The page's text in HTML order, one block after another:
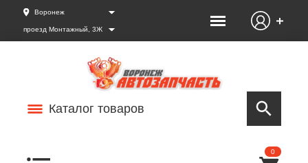
Воронеж
проезд Монтажный, 3Ж
Каталог товаров
0